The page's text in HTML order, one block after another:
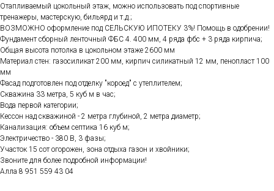
Отапливаемый цокольный этаж, можно использовать под спортивные
тренажеры, мастерскую, бильярд и т.д.;
ВОЗМОЖНО оформление под СЕЛЬСКУЮ ИПОТЕКУ 3%! Помощь в одобрении!
Фундамент сборный ленточный ФБС 4. 400 мм, 4 ряда фбс + 3 ряда кирпича;
Общая высота потолка в цокольном этаже 2600 мм
Материал стен: газосиликат 200 мм, кирпич силикатный 12 мм, пенопласт 100
мм
Фасад подготовлен под отделку "короед" с утеплителем;
Скважина 33 метра, 5 куб м в час;
Вода первой категории;
Кессон над скважиной - 2 метра глубиной, 2 метра диаметр;
Канализация: объем септика 16 куб м;
Электричество - 380 В, 3 фазы;
Участок 15 сот огорожен, зона отдыха газон и хвойники;
Звоните для более подробной информации!
Алла 8 951 559 43 04